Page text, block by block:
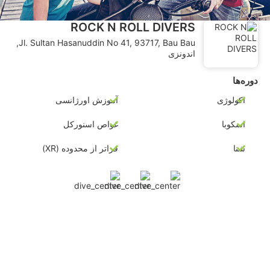
ROCK N ROLL DIVERS
Jl. Sultan Hasanuddin No 41, 93717, Bau Bau,
اندونزی
دوره‌ها
اکولوژی آموزش اورژانسی
اسکوبا غواص اسنورکل
شنا فراتر از محدوده (XR)